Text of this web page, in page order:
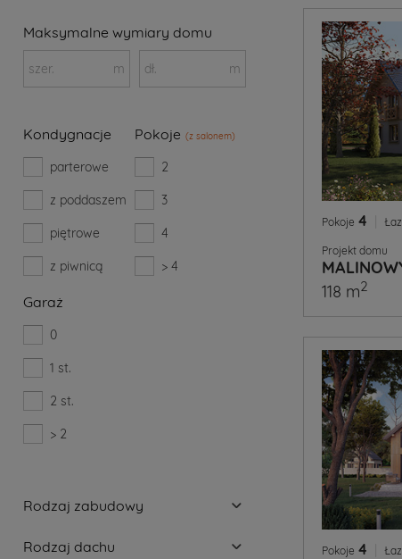
Pokoje 4
Projekt domu
118 m2
Pokoje 4
Maksymalne wymiary domu
szer. m dł. m
Kondygnacje
parterowe
z poddaszem
piętrowe
z piwnicą
Pokoje (z salonem)
2
3
4
> 4
Garaż
0
1 st.
2 st.
> 2
Rodzaj zabudowy
Rodzaj dachu